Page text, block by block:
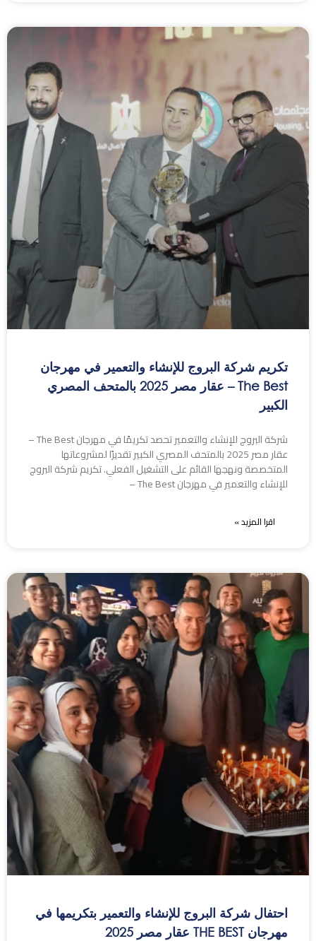
تكريم شركة البروج للإنشاء والتعمير في مهرجان
The Best – عقار مصر 2025 بالمتحف المصري
الكبير
شركة البروج للإنشاء والتعمير تحصد تكريمًا في مهرجان The Best –
عقار مصر 2025 بالمتحف المصري الكبير تقديرًا لمشروعاتها
المتخصصة ونهجها القائم على التشغيل الفعلي. تكريم شركة البروج
للإنشاء والتعمير في مهرجان The Best –
اقرا المزيد »
احتفال شركة البروج للإنشاء والتعمير بتكريمها في
مهرجان THE BEST عقار مصر 2025